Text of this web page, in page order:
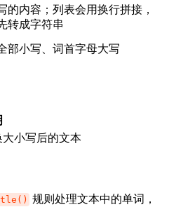
的内容；列表会用换行拼接，
转成字符串
部小写、词首字母大写
大小写后的文本
规则处理文本中的单词，